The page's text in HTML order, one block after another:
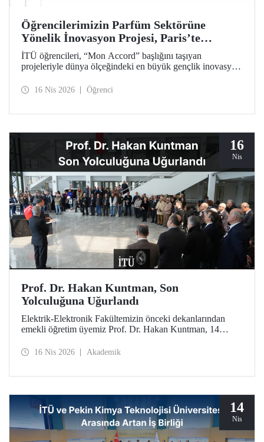
Öğrencilerimizin Parfüm Sektörüne
Yönelik İnovasyon Projesi, Paris’te
Ülkemizi Temsil Edecek
İTÜ öğrencileri, “Mon Accord” başlığını taşıyan
projeleriyle dünya ölçeğindeki en büyük gençlik inovasyon
birinci oldu. Bu başarılarıyla İTÜ’lü isimler İpek Ateş,
16 Nis 2026 Öğrenci
16
Nis
Prof. Dr. Hakan Kuntman, Son
Yolculuğuna Uğurlandı
Elektrik-Elektronik Fakültemizin önceki dekanlarından
emekli öğretim üyemiz Prof. Dr. Hakan Kuntman, 14
Merkezimizde düzenlenen törenle son yolculuğuna
16 Nis 2026 Akademik
14
Nis